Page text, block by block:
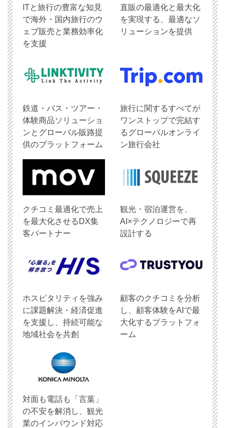
ITと旅行の豊富な知見
で海外・国内旅行のウ
ェブ販売と業務効率化
を支援
直販の最適化と最大化
を実現する、最適なソ
リューションを提供
鉄道・バス・ツアー・
体験商品ソリューショ
ンとグローバル販路提
供のプラットフォーム
旅行に関するすべてが
ワンストップで完結す
るグローバルオンライ
ン旅行会社
クチコミ最適化で売上
を最大化させるDX集
客パートナー
観光・宿泊運営を、
AI×テクノロジーで再
設計する
ホスピタリティを強み
に課題解決・経済促進
を支援し、持続可能な
地域社会を共創
顧客のクチコミを分析
し、顧客体験をAIで最
大化するプラットフォ
ーム
対面も電話も「言葉」
の不安を解消し、観光
業のインバウンド対応